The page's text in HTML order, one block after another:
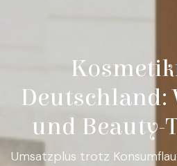
Deutschland:
und Beauty-
Umsatzplus trotz